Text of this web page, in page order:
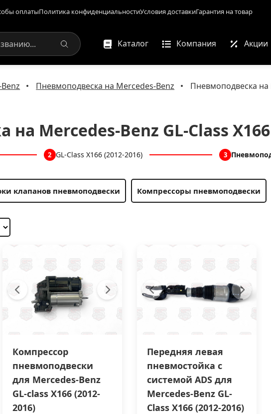
оплатыПолитика конфиденциальностиУсловия доставкиГарантия на товар
Каталог Компания Акции
Пневмоподвеска на Mercedes-Benz Пневмоподвеска на
Mercedes-Benz GL-Class X166
2 GL-Class X166 (2012-2016) 3
клапанов пневмоподвески Компрессоры пневмоподвески
Компрессор
пневмоподвески
для Mercedes-Benz
GL-class X166 (2012-
2016)
Передняя левая
пневмостойка с
системой ADS для
Mercedes-Benz GL-
Class X166 (2012-2016)